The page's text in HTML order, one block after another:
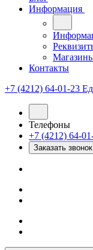
Информация
Контакты
+7 (4212) 64-01-23
Телефоны
+7 (4212) 64-
Заказать звонок